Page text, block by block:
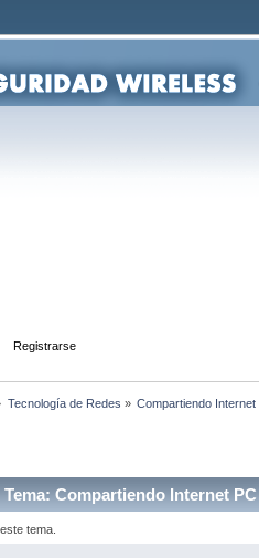
Registrarse
Tecnología de Redes » Compartiendo
Tema: Compartiendo Internet
tema.